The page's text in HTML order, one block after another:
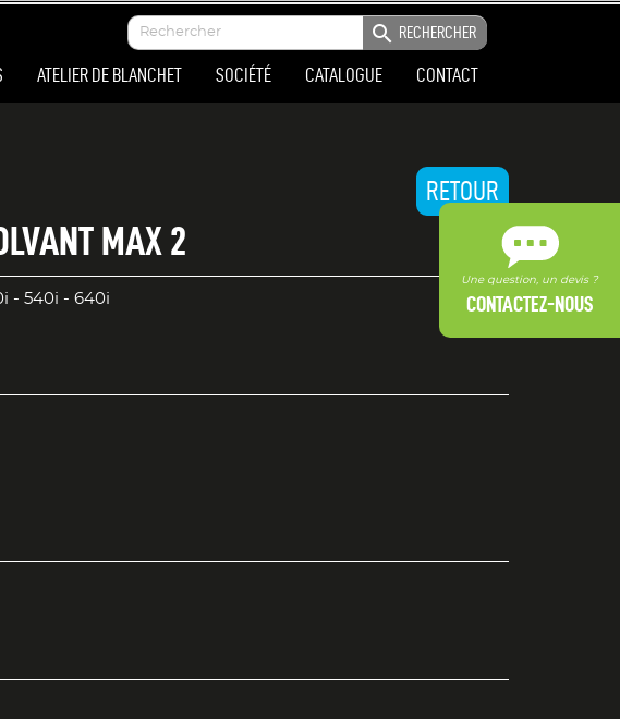
 RECHERCHER
ATELIER DE BLANCHET SOCIÉTÉ CATALOGUE CONTACT
Une question, un devis ?
CONTACTEZ-NOUS
RETOUR
MAX 2
- 540i - 640i